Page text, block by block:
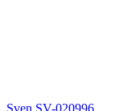
Sven SV-020996